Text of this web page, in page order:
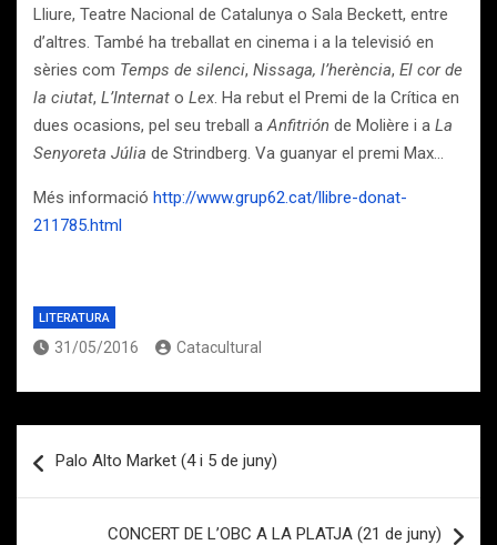
Lliure, Teatre Nacional de Catalunya o Sala Beckett, entre
d’altres. També ha treballat en cinema i a la televisió en
sèries com Temps de silenci, Nissaga, l’herència, El cor de
la ciutat, L’Internat o Lex. Ha rebut el Premi de la Crítica en
dues ocasions, pel seu treball aAnfitrión de Molière i a La
Senyoreta Júlia de Strindberg. Va guanyar el premi Max…
Més informació http://www.grup62.cat/llibre-donat-
211785.html
LITERATURA
31/05/2016 Catacultural
de
Palo Alto Market (4 i 5 de juny)
CONCERT DE L’OBC A LA PLATJA (21 de juny)